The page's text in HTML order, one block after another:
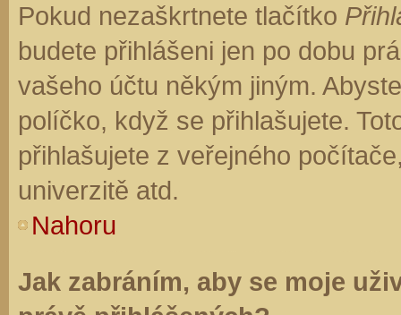
Pokud nezaškrtnete tlačítko
budete přihlášeni jen po dobu
vašeho účtu někým jiným.
políčko, když se přihlašujete.
přihlašujete z veřejného
univerzitě atd.
Nahoru
Jak zabráním, aby se moje